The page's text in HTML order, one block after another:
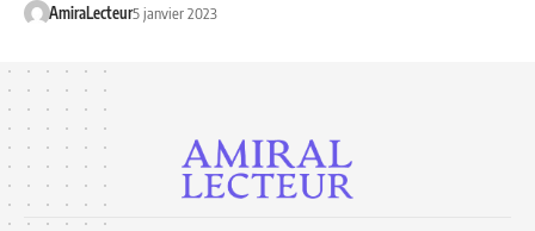
AmiraLecteur5 janvier 2023